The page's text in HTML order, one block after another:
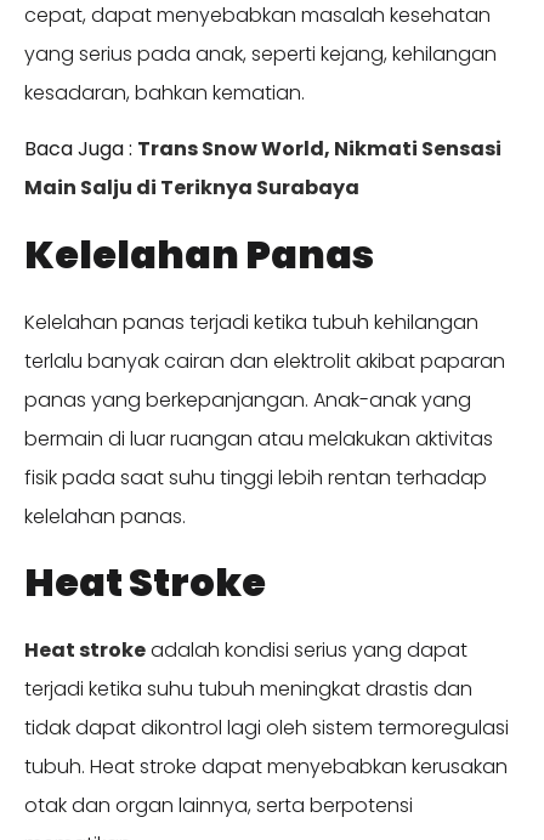
cepat, dapat menyebabkan masalah kesehatan
yang serius pada anak, seperti kejang, kehilangan
kesadaran, bahkan kematian.
Baca Juga : Trans Snow World, Nikmati Sensasi
Main Salju di Teriknya Surabaya
Kelelahan Panas
Kelelahan panas terjadi ketika tubuh kehilangan
terlalu banyak cairan dan elektrolit akibat paparan
panas yang berkepanjangan. Anak-anak yang
bermain di luar ruangan atau melakukan aktivitas
fisik pada saat suhu tinggi lebih rentan terhadap
kelelahan panas.
Heat Stroke
Heat strokeadalah kondisi serius yang dapat
terjadi ketika suhu tubuh meningkat drastis dan
tidak dapat dikontrol lagi oleh sistem termoregulasi
tubuh. Heat stroke dapat menyebabkan kerusakan
otak dan organ lainnya, serta berpotensi